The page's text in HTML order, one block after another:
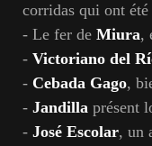
corridas qui ont
- Le fer de Miura,
- Victoriano del
- Cebada Gago,
- Jandilla présent
- José Escolar, un